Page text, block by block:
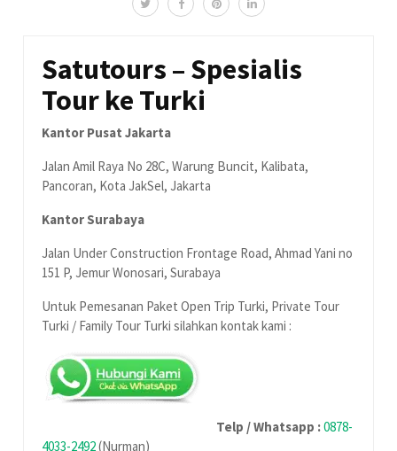
Satutours – Spesialis
Tour ke Turki
Kantor Pusat Jakarta
Jalan Amil Raya No 28C, Warung Buncit, Kalibata,
Pancoran, Kota JakSel, Jakarta
Kantor Surabaya
Jalan Under Construction Frontage Road, Ahmad Yani no
151 P, Jemur Wonosari, Surabaya
Untuk Pemesanan Paket Open Trip Turki, Private Tour
Turki / Family Tour Turki silahkan kontak kami :
Telp / Whatsapp :0878-
4033-2492(Nurman)